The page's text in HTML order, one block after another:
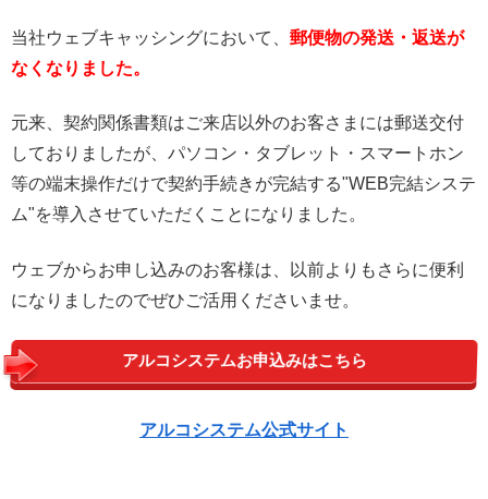
当社ウェブキャッシングにおいて、 郵便物の発送・返送が
なくなりました。
元来、契約関係書類はご来店以外のお客さまには郵送交付
しておりましたが、パソコン・タブレット・スマートホン
等の端末操作だけで契約手続きが完結する"WEB完結システ
ム"を導入させていただくことになりました。
ウェブからお申し込みのお客様は、以前よりもさらに便利
になりましたのでぜひご活用くださいませ。
アルコシステムお申込みはこちら
アルコシステム公式サイト